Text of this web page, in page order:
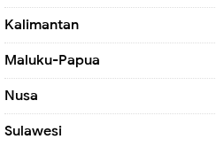
Kalimantan
Maluku-Papua
Nusa
Sulawesi